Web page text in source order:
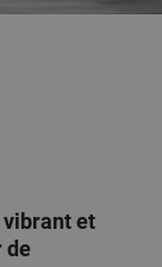
vibrant et
de